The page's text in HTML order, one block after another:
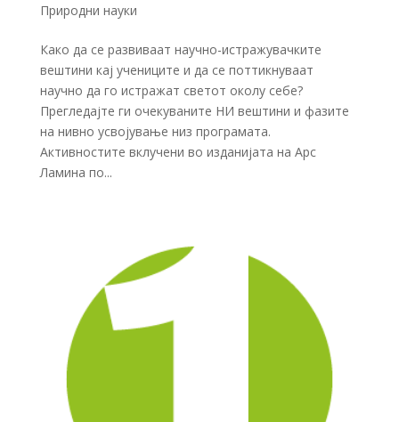
Природни науки
Како да се развиваат научно-истражувачките
вештини кај учениците и да се поттикнуваат
научно да го истражат светот околу себе?
Прегледајте ги очекуваните НИ вештини и фазите
на нивно усвојување низ програмата.
Активностите вклучени во изданијата на Арс
Ламина по...